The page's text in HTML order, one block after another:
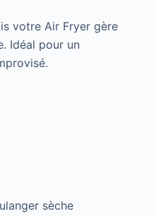
votre Air Fryer gère
Idéal pour un
sèche